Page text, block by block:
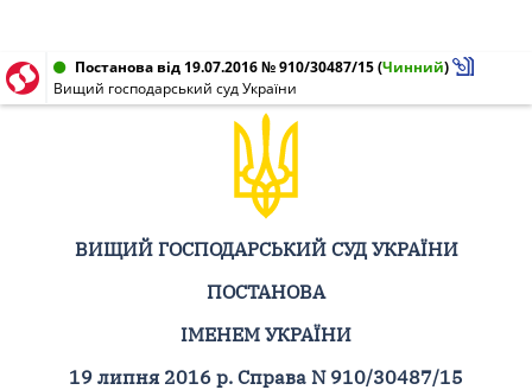
Постанова від 19.07.2016 № 910/30487/15(Чинний)
Вищий господарський суд України
ВИЩИЙ ГОСПОДАРСЬКИЙ СУД УКРАЇНИ
ПОСТАНОВА
ІМЕНЕМ УКРАЇНИ
19 липня 2016 р. Справа N 910/30487/15